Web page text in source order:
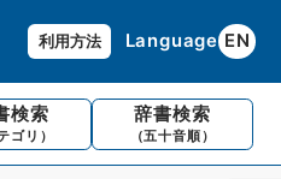
利用方法 Language EN
検索
ゴリ）
辞書検索
（五十音順）